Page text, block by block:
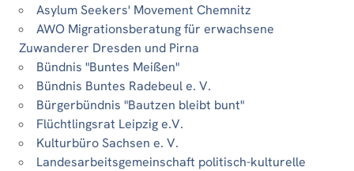
Asylum Seekers' Movement Chemnitz
AWO Migrationsberatung für erwachsene
Zuwanderer Dresden und Pirna
Bündnis "Buntes Meißen"
Bündnis Buntes Radebeul e. V.
Bürgerbündnis "Bautzen bleibt bunt"
Flüchtlingsrat Leipzig e.V.
Kulturbüro Sachsen e. V.
Landesarbeitsgemeinschaft politisch-kulturelle